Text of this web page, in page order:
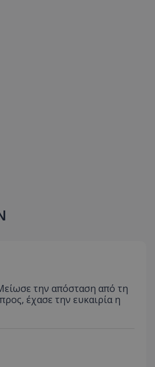
την απόσταση από τη
έχασε την ευκαιρία η